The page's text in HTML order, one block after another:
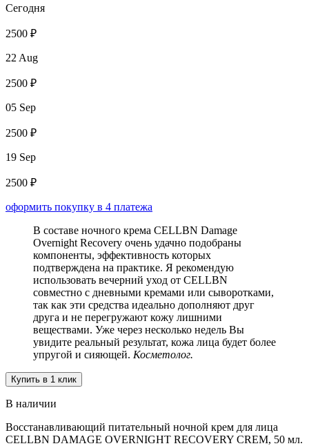
Сегодня
2500 ₽
22 Aug
2500 ₽
05 Sep
2500 ₽
19 Sep
2500 ₽
оформить покупку в 4 платежа
В составе ночного крема CELLBN Damage
Overnight Recovery очень удачно подобраны
компоненты, эффективность которых
подтверждена на практике. Я рекомендую
использовать вечерний уход от CELLBN
совместно с дневными кремами или сыворотками,
так как эти средства идеально дополняют друг
друга и не перегружают кожу лишними
веществами. Уже через несколько недель Вы
увидите реальный результат, кожа лица будет более
упругой и сияющей. Косметолог.
Купить в 1 клик
В наличии
Восстанавливающий питательный ночной крем для лица
CELLBN DAMAGE OVERNIGHT RECOVERY CREM, 50 мл.